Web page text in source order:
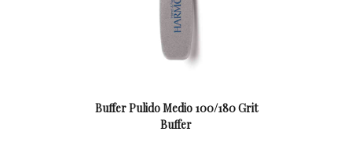
Buffer Pulido Medio 100/180 Grit
Buffer